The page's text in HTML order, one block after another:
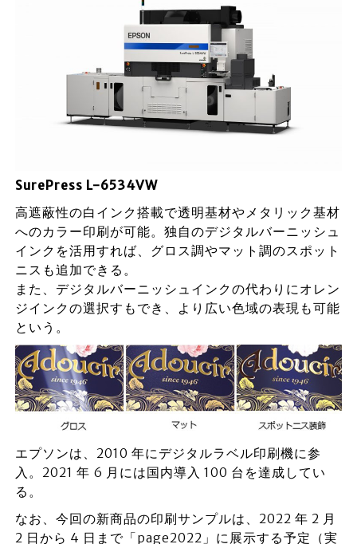
SurePress L-6534VW
高遮蔽性の白インク搭載で透明基材やメタリック基材
へのカラー印刷が可能。独自のデジタルバーニッシュ
インクを活用すれば、グロス調やマット調のスポット
ニスも追加できる。
また、デジタルバーニッシュインクの代わりにオレン
ジインクの選択すもでき、より広い色域の表現も可能
という。
エプソンは、2010 年にデジタルラベル印刷機に参
入。2021 年 6 月には国内導入 100 台を達成してい
る。
なお、今回の新商品の印刷サンプルは、2022 年 2 月
2 日から 4 日まで「page2022」に展示する予定（実